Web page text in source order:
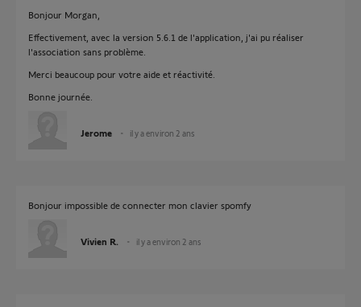
Bonjour Morgan,
Effectivement, avec la version 5.6.1 de l'application, j'ai pu réaliser
l'association sans problème.
Merci beaucoup pour votre aide et réactivité.
Bonne journée.
Jerome il y a environ 2 ans
Bonjour impossible de connecter mon clavier spomfy
Vivien R. il y a environ 2 ans